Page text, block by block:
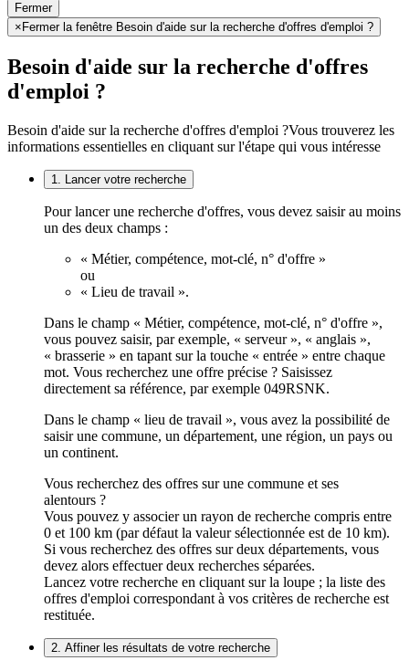
Fermer
× Fermer la fenêtre Besoin d'aide sur la recherche d'offres d'emploi ?
Besoin d'aide sur la recherche d'offres
d'emploi ?
Besoin d'aide sur la recherche d'offres d'emploi ?Vous trouverez les
informations essentielles en cliquant sur l'étape qui vous intéresse
1. Lancer votre recherche
Pour lancer une recherche d'offres, vous devez saisir au moins
un des deux champs :
« Métier, compétence, mot-clé, n° d'offre »
ou
« Lieu de travail ».
Dans le champ « Métier, compétence, mot-clé, n° d'offre »,
vous pouvez saisir, par exemple, « serveur », « anglais »,
« brasserie » en tapant sur la touche « entrée » entre chaque
mot. Vous recherchez une offre précise ? Saisissez
directement sa référence, par exemple 049RSNK.
Dans le champ « lieu de travail », vous avez la possibilité de
saisir une commune, un département, une région, un pays ou
un continent.
Vous recherchez des offres sur une commune et ses
alentours ?
Vous pouvez y associer un rayon de recherche compris entre
0 et 100 km (par défaut la valeur sélectionnée est de 10 km).
Si vous recherchez des offres sur deux départements, vous
devez alors effectuer deux recherches séparées.
Lancez votre recherche en cliquant sur la loupe ; la liste des
offres d'emploi correspondant à vos critères de recherche est
restituée.
2. Affiner les résultats de votre recherche